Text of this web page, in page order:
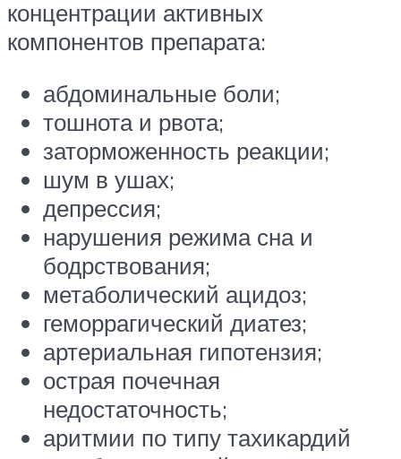
концентрации активных
компонентов препарата:
абдоминальные боли;
тошнота и рвота;
заторможенность реакции;
шум в ушах;
депрессия;
нарушения режима сна и
бодрствования;
метаболический ацидоз;
геморрагический диатез;
артериальная гипотензия;
острая почечная
недостаточность;
аритмии по типу тахикардий